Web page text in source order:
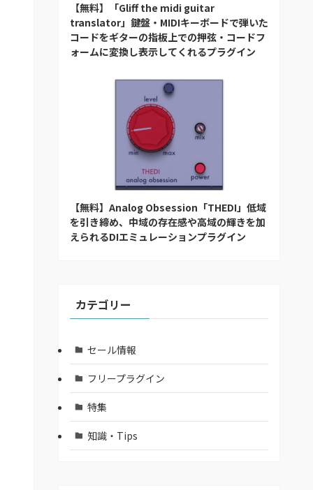
【無料】「Gliff the midi guitar
translator」鍵盤・MIDIキーボードで弾いた
コードをギターの指板上での押弦・コードフ
ォームに変換し表示してくれるプラグイン
【無料】Analog Obsession「THEDI」低域
を引き締め、中域の存在感や高域の輝きを加
えられるDIエミュレーションプラグイン
カテゴリー
セール情報
フリープラグイン
特集
知識・Tips